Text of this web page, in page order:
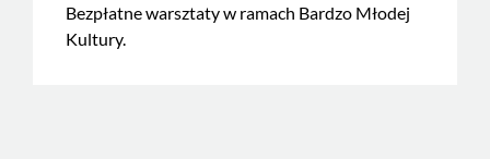
Bezpłatne warsztaty w ramach Bardzo Młodej
Kultury.